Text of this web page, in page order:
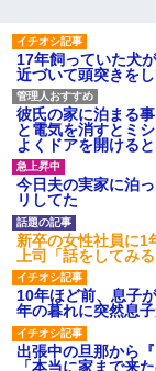
岡田斗司夫「人間
てブサイクを見たら
る。この責任をどう
カフェで長時間パ
ている奴の正体
【画像】俺たちの
まのお気に入りのド
らです←コレは可愛
w w w w w w
【超悲報】明日花
ん、専門家からあま
な一言を告げられる
【画像】令和最新
里さん←こう言うの
よが目一杯詰まって
w w w w w w w w
姉「下着に違和感
タズラしたでしょ！
てないよ」←姉が寝
イタズラしたと勘違
17年飼っていた犬
近づいて頭突きを
彼氏の家に泊まる
と電気を消すとミ
よくドアを開ける
今日夫の実家に泊
リしてた
新卒の女性社員に1
上司「話をしてみ
10年ほど前、息子
年の暮れに突然息
出張中の旦那から
「本当に家まで来